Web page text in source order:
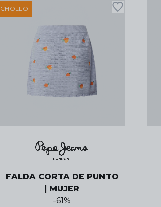
CHOLLO
FALDA CORTA DE PUNTO
| MUJER
-61%